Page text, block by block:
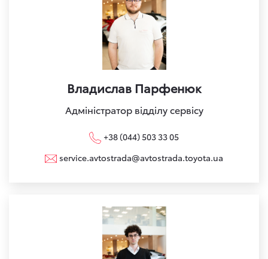
Владислав Парфенюк
Адміністратор відділу сервісу
+38 (044) 503 33 05
service.avtostrada@avtostrada.toyota.ua